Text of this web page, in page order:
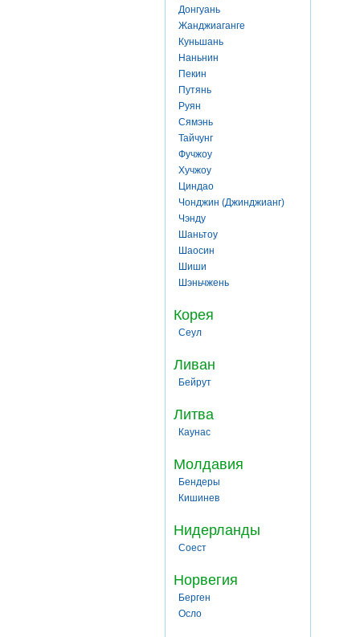
Донгуань
Жанджиаганге
Куньшань
Наньнин
Пекин
Путянь
Руян
Сямэнь
Тайчунг
Фучжоу
Хучжоу
Циндао
Чонджин (Джинджианг)
Чэнду
Шаньтоу
Шаосин
Шиши
Шэньчжень
Корея
Сеул
Ливан
Бейрут
Литва
Каунас
Молдавия
Бендеры
Кишинев
Нидерланды
Соест
Норвегия
Берген
Осло